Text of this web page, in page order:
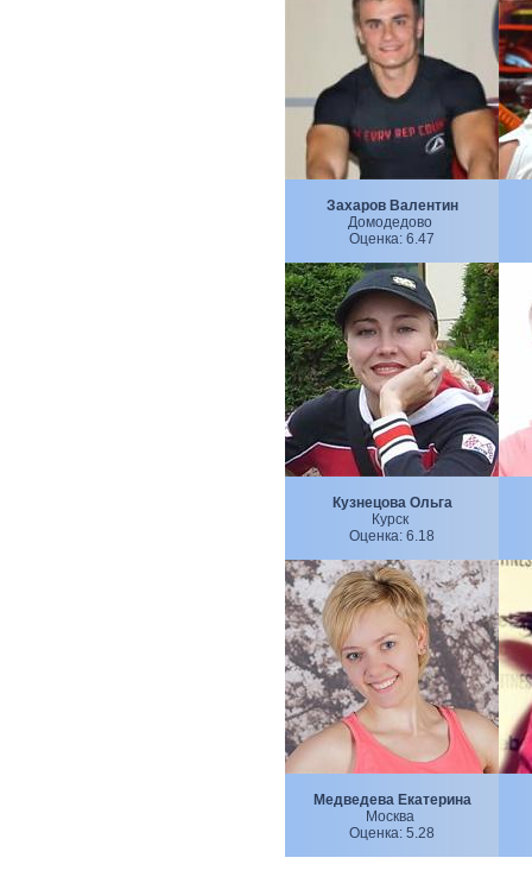
Захаров Валентин
Домодедово
Оценка: 6.47
Кузнецова Ольга
Курск
Оценка: 6.18
Медведева Екатерина
Москва
Оценка: 5.28